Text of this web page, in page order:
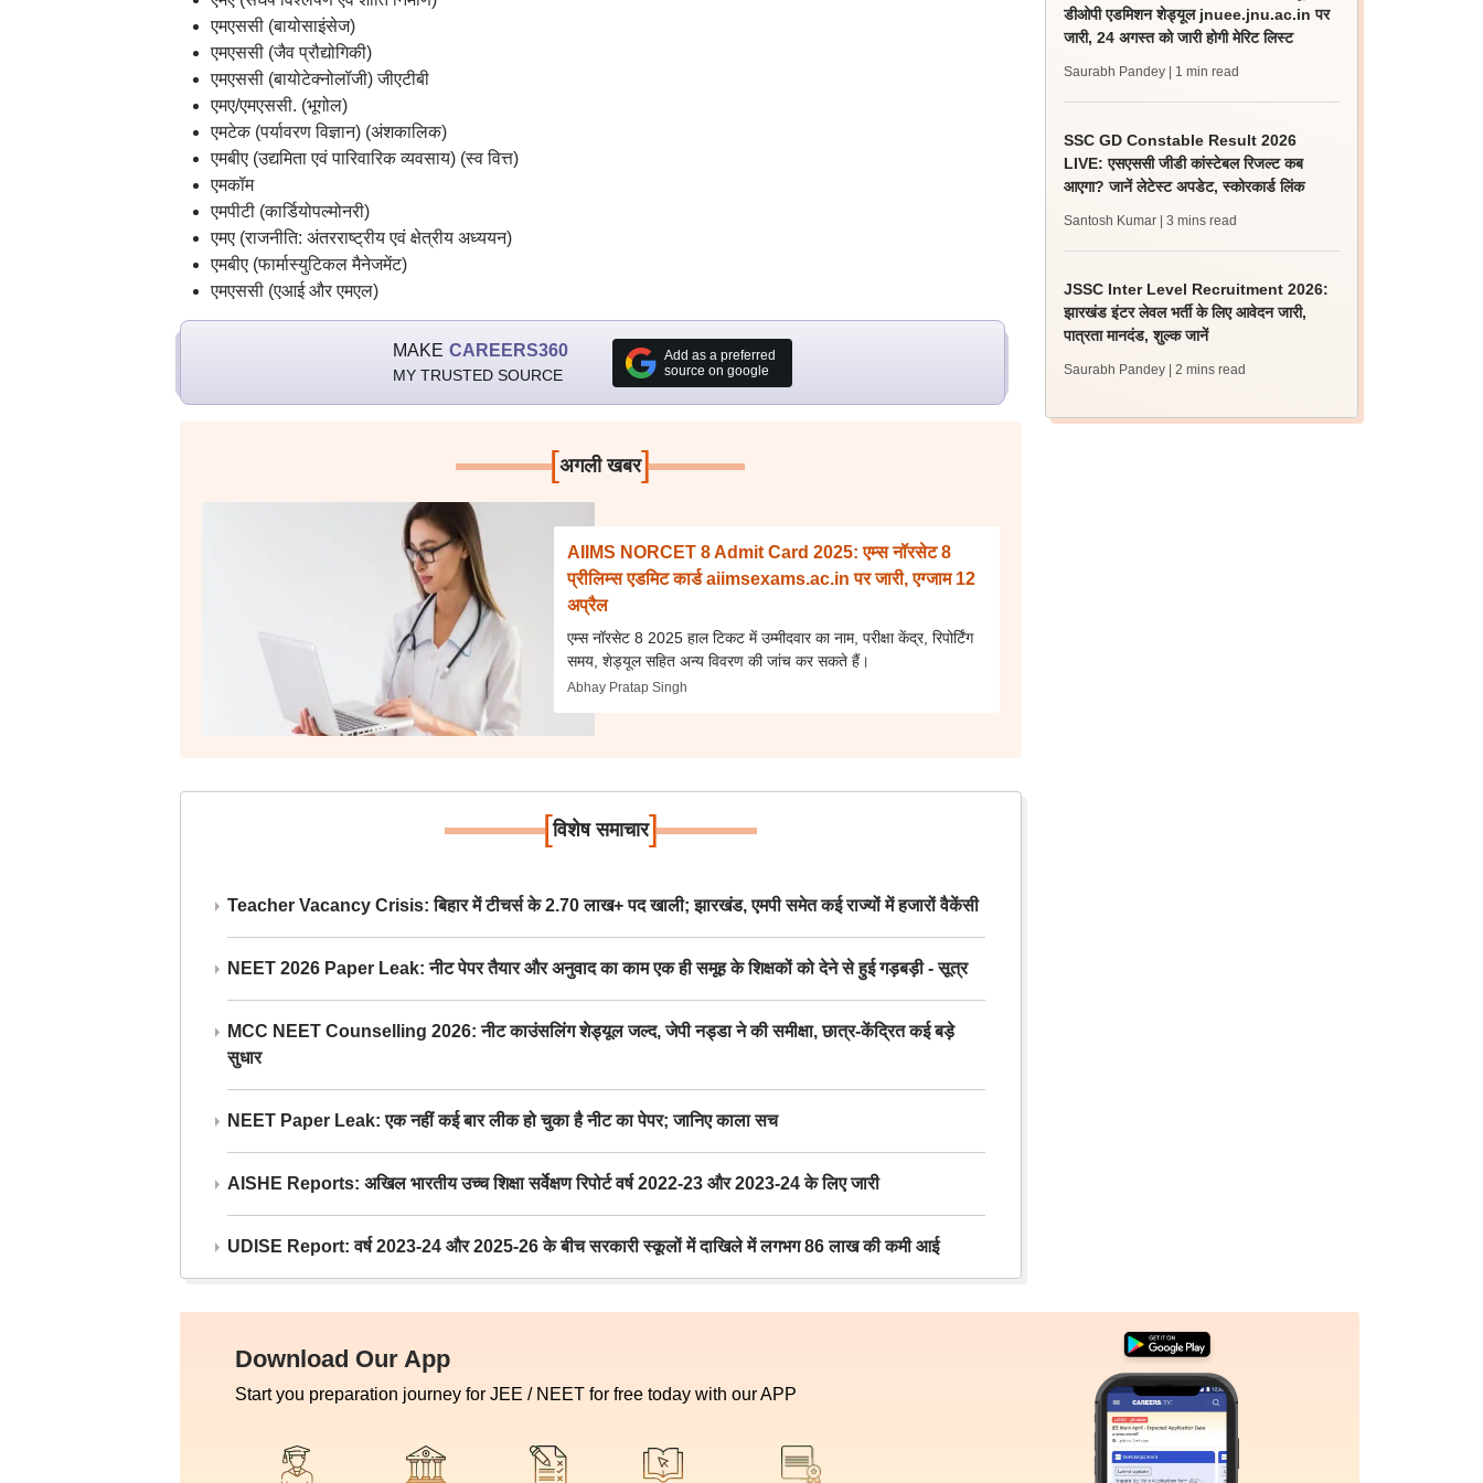
एमएससी (बायोसाइंसेज)
एमएससी (जैव प्रौद्योगिकी)
एमएससी (बायोटेक्नोलॉजी) जीएटीबी
एमए/एमएससी. (भूगोल)
एमटेक (पर्यावरण विज्ञान) (अंशकालिक)
एमबीए (उद्यमिता एवं पारिवारिक व्यवसाय) (स्व वित्त)
एमकॉम
एमपीटी (कार्डियोपल्मोनरी)
एमए (राजनीति: अंतरराष्ट्रीय एवं क्षेत्रीय अध्ययन)
एमबीए (फार्मास्युटिकल मैनेजमेंट)
एमएससी (एआई और एमएल)
MAKE CAREERS360
MY TRUSTED SOURCE
Add as a preferred
source on google
[अगली खबर]
AIIMS NORCET 8 Admit Card 2025: एम्स नॉरसेट 8
प्रीलिम्स एडमिट कार्ड aiimsexams.ac.in पर जारी, एग्जाम 12
अप्रैल
एम्स नॉरसेट 8 2025 हाल टिकट में उम्मीदवार का नाम, परीक्षा केंद्र, रिपोर्टिंग
समय, शेड्यूल सहित अन्य विवरण की जांच कर सकते हैं।
Abhay Pratap Singh
[विशेष समाचार]
Teacher Vacancy Crisis: बिहार में टीचर्स के 2.70 लाख+ पद खाली; झारखंड, एमपी समेत कई राज्यों में हजारों वैकेंसी
NEET 2026 Paper Leak: नीट पेपर तैयार और अनुवाद का काम एक ही समूह के शिक्षकों को देने से हुई गड़बड़ी - सूत्र
MCC NEET Counselling 2026: नीट काउंसलिंग शेड्यूल जल्द, जेपी नड्डा ने की समीक्षा, छात्र-केंद्रित कई बड़े
सुधार
NEET Paper Leak: एक नहीं कई बार लीक हो चुका है नीट का पेपर; जानिए काला सच
AISHE Reports: अखिल भारतीय उच्च शिक्षा सर्वेक्षण रिपोर्ट वर्ष 2022-23 और 2023-24 के लिए जारी
UDISE Report: वर्ष 2023-24 और 2025-26 के बीच सरकारी स्कूलों में दाखिले में लगभग 86 लाख की कमी आई
डीओपी एडमिशन शेड्यूल jnuee.jnu.ac.in पर
जारी, 24 अगस्त को जारी होगी मेरिट लिस्ट
Saurabh Pandey | 1 min read
SSC GD Constable Result 2026
LIVE: एसएससी जीडी कांस्टेबल रिजल्ट कब
आएगा? जानें लेटेस्ट अपडेट, स्कोरकार्ड लिंक
Santosh Kumar | 3 mins read
JSSC Inter Level Recruitment 2026:
झारखंड इंटर लेवल भर्ती के लिए आवेदन जारी,
पात्रता मानदंड, शुल्क जानें
Saurabh Pandey | 2 mins read
Download Our App
Start you preparation journey for JEE / NEET for free today with our APP